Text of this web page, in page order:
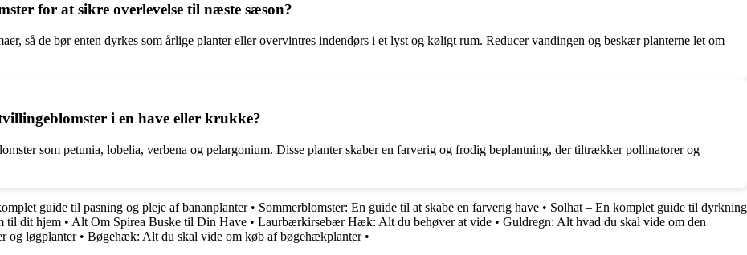
for at sikre overlevelse til næste sæson?
så de bør enten dyrkes som årlige planter eller overvintres indendørs i et lyst og køligt rum. Reducer vandingen og beskær planterne let om
i en have eller krukke?
som petunia, lobelia, verbena og pelargonium. Disse planter skaber en farverig og frodig beplantning, der tiltrækker pollinatorer og
guide til pasning og pleje af bananplanter• Sommerblomster: En guide til at skabe en farverig have • Solhat – En komplet guide til dyrkning
til dit hjem • Alt Om Spirea Buske til Din Have • Laurbærkirsebær Hæk: Alt du behøver at vide • Guldregn: Alt hvad du skal vide om den
og løgplanter• Bøgehæk: Alt du skal vide om køb af bøgehækplanter•